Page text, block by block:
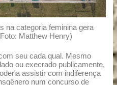
na categoria feminina gera
Matthew Henry)
seu cada qual. Mesmo
ou execrado publicamente,
assistir com indiferença
num concurso de